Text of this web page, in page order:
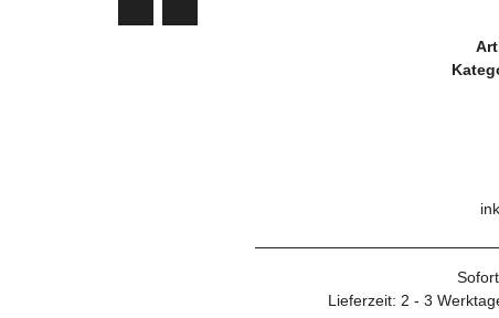
Lieferzeit: 2 - 3